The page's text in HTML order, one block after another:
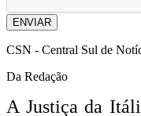
ENVIAR
CSN - Central Sul de
Da Redação
A Justiça da